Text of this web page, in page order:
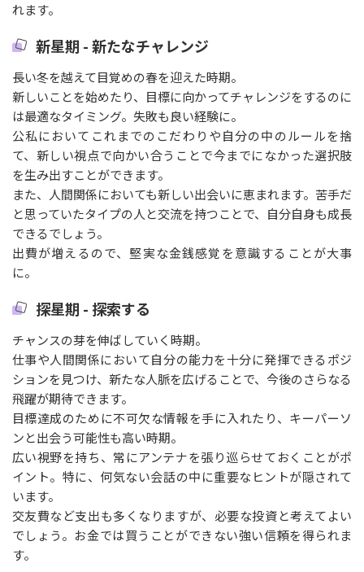
れます。
新星期 - 新たなチャレンジ
長い冬を越えて目覚めの春を迎えた時期。
新しいことを始めたり、目標に向かってチャレンジをするのに
は最適なタイミング。失敗も良い経験に。
公私においてこれまでのこだわりや自分の中のルールを捨
て、新しい視点で向かい合うことで今までになかった選択肢
を生み出すことができます。
また、人間関係においても新しい出会いに恵まれます。苦手だ
と思っていたタイプの人と交流を持つことで、自分自身も成長
できるでしょう。
出費が増えるので、堅実な金銭感覚を意識することが大事
に。
探星期 - 探索する
チャンスの芽を伸ばしていく時期。
仕事や人間関係において自分の能力を十分に発揮できるポジ
ションを見つけ、新たな人脈を広げることで、今後のさらなる
飛躍が期待できます。
目標達成のために不可欠な情報を手に入れたり、キーパーソ
ンと出会う可能性も高い時期。
広い視野を持ち、常にアンテナを張り巡らせておくことがポ
イント。特に、何気ない会話の中に重要なヒントが隠されて
います。
交友費など支出も多くなりますが、必要な投資と考えてよい
でしょう。お金では買うことができない強い信頼を得られま
す。